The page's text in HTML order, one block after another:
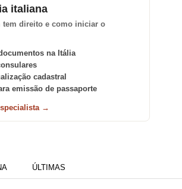
italiana
tem direito e como iniciar o
na Itália
cadastral
emissão de passaporte
→
ÚLTIMAS